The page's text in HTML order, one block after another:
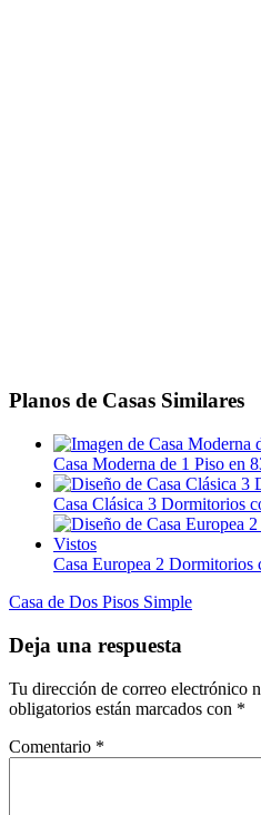
Planos de Casas Similares
Casa Moderna de 1 Piso en
Casa Clásica 3 Dormitorios
Casa Europea 2
Post
navigation
Casa de Dos Pisos Simple
Deja una respuesta
Tu dirección de correo electrónico
obligatorios están marcados con *
Comentario *